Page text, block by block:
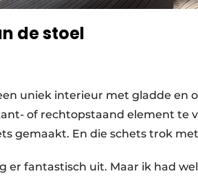
de stoel
uniek interieur met gladde en
of rechtopstaand element te
gemaakt. En die schets trok
er fantastisch uit. Maar ik had